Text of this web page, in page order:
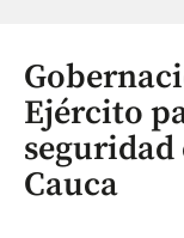
Ejército
seguridad
Cauca